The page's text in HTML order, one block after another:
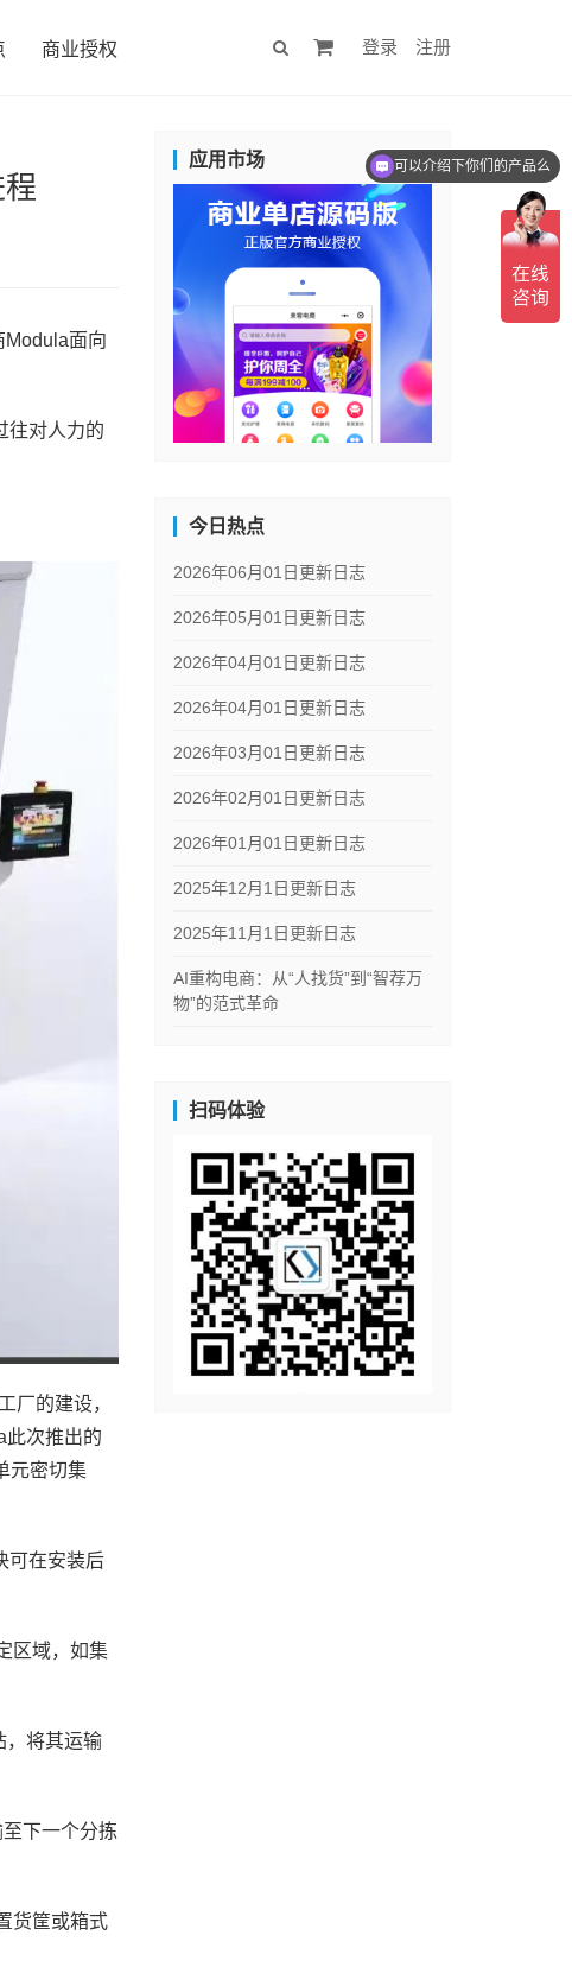
商业授权 登录 注册
Modula面向
往对人力的
厂的建设，
此次推出的
元密切集
可在安装后
区域，如集
，将其运输
下一个分拣
货筐或箱式
应用市场
今日热点
2026年06月01日更新日志
2026年05月01日更新日志
2026年04月01日更新日志
2026年04月01日更新日志
2026年03月01日更新日志
2026年02月01日更新日志
2026年01月01日更新日志
2025年12月1日更新日志
2025年11月1日更新日志
AI重构电商：从“人找货”到“智荐万
物”的范式革命
扫码体验
可以介绍下你们的产品么